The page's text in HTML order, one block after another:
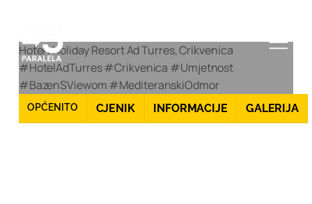
Hotel i Holiday Resort Ad Turres, Crikvenica
#HotelAdTurres #Crikvenica #Umjetnost
#BazenSViewom #MediteranskiOdmor
OPĆENITO CJENIK INFORMACIJE GALERIJA